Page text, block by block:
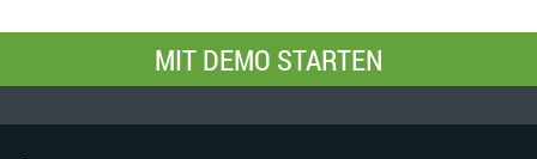
MIT DEMO STARTEN